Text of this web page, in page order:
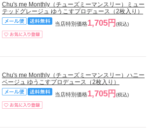
Chu's me Monthly（チューズミーマンスリー）ミュー
テッドグレージュ ゆうこすプロデュース（2枚入り）
当店特別価格1,705円 (税込)
Chu's me Monthly（チューズミーマンスリー）ハニー
ベージュ ゆうこすプロデュース（2枚入り）
当店特別価格1,705円 (税込)